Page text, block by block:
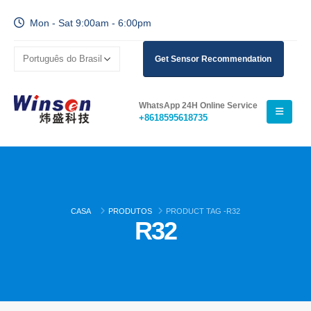
Mon - Sat 9:00am - 6:00pm
Get Sensor Recommendation
WhatsApp 24H Online Service
+8618595618735
CASA PRODUTOS PRODUCT TAG -R32
R32